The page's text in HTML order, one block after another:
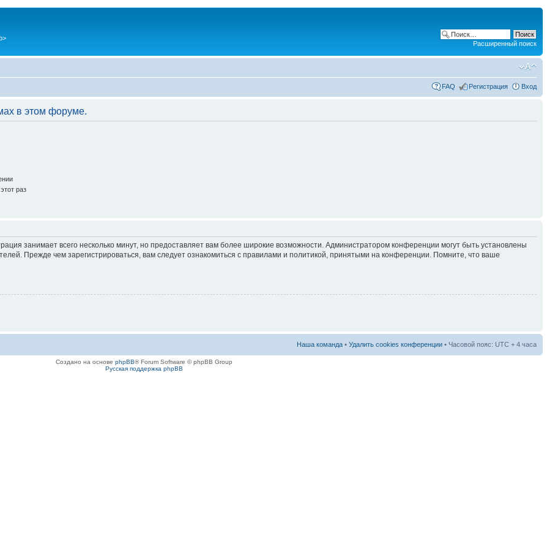
Расширенный поиск
FAQ Регистрация Вход
в этом форуме.
раз
занимает всего несколько минут, но предоставляет вам более широкие возможности. Администратором конференции могут быть установлены
Прежде чем зарегистрироваться, вам следует ознакомиться с правилами и политикой, принятыми на конференции. Помните, что ваше
Наша команда • Удалить cookies конференции • Часовой пояс: UTC + 4 часа
Создано на основе phpBB® Forum Software © phpBB Group
Русская поддержка phpBB